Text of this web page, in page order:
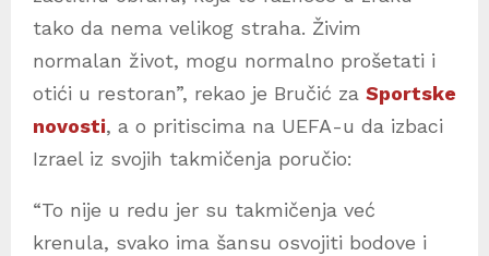
tako da nema velikog straha. Živim
normalan život, mogu normalno prošetati i
otići u restoran”, rekao je Bručić za Sportske
novosti, a o pritiscima na UEFA-u da izbaci
Izrael iz svojih takmičenja poručio:
“To nije u redu jer su takmičenja već
krenula, svako ima šansu osvojiti bodove i